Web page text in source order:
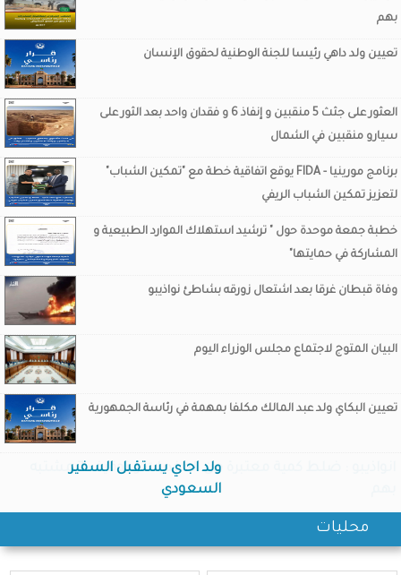
بهم
تعيين ولد داهي رئيسا للجنة الوطنية لحقوق الإنسان
العثور على جثث 5 منقبين و إنفاذ 6 و فقدان واحد بعد الثور على
سيارو منقبين في الشمال
برنامج مورينيا - FIDA يوقع اتفاقية خطة مع "تمكين الشباب"
لتعزيز تمكين الشباب الريفي
خطبة جمعة موحدة حول " ترشيد استهلاك الموارد الطبيعية و
المشاركة في حمايتها"
وفاة قبطان غرقا بعد اشتعال زورقه بشاطئ نواذيبو
البيان المتوج لاجتماع مجلس الوزراء اليوم
تعيين البكاي ولد عبد المالك مكلفا بمهمة في رئاسة الجمهورية
ولد اجاي يستقبل السفير
السعودي
انواذيبو : ضلط كمية معتبرة من المخدرات و توقيف 7 مشتبه
محليات